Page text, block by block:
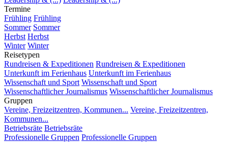
Termine
Frühling Frühling
Sommer Sommer
Herbst Herbst
Winter Winter
Reisetypen
Rundreisen & Expeditionen Rundreisen & Expeditionen
Unterkunft im Ferienhaus Unterkunft im Ferienhaus
Wissenschaft und Sport Wissenschaft und Sport
Wissenschaftlicher Journalismus Wissenschaftlicher Journalismus
Gruppen
Vereine, Freizeitzentren, Kommunen... Vereine, Freizeitzentren,
Kommunen...
Betriebsräte Betriebsräte
Professionelle Gruppen Professionelle Gruppen